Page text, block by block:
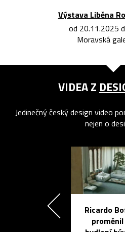
Výstava Liběna
od 20.11.2025
Moravská
VIDEA Z
Jedinečný český design video
nejen o
Ricardo